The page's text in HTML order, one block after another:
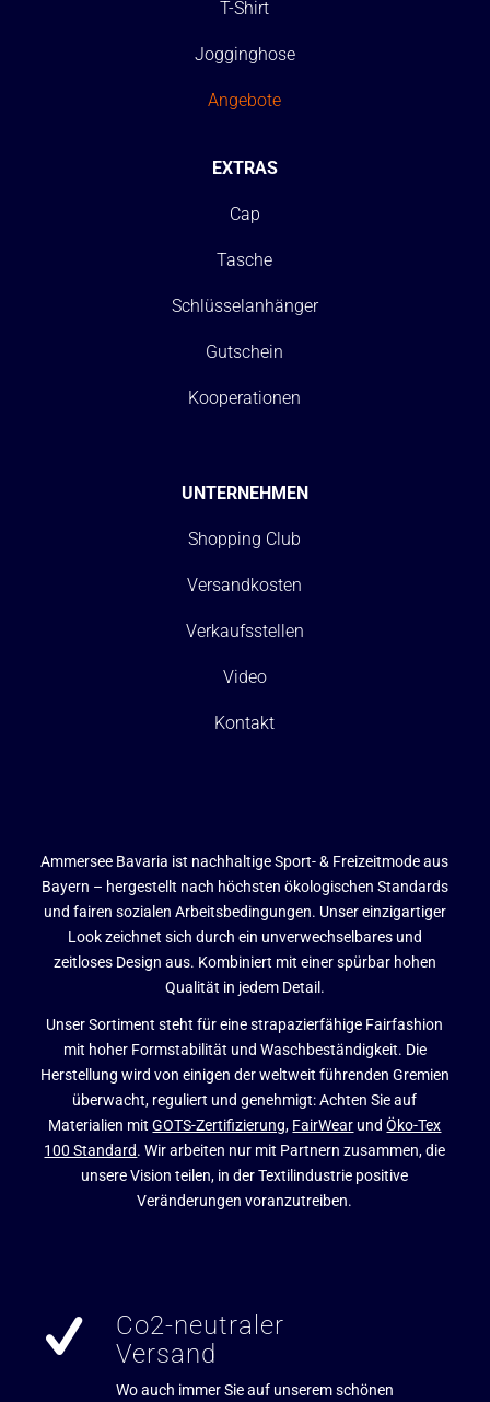
T-Shirt
Jogginghose
Angebote
EXTRAS
Cap
Tasche
Schlüsselanhänger
Gutschein
Kooperationen
UNTERNEHMEN
Shopping Club
Versandkosten
Verkaufsstellen
Video
Kontakt
Ammersee Bavaria ist nachhaltige Sport- & Freizeitmode aus
Bayern – hergestellt nach höchsten ökologischen Standards
und fairen sozialen Arbeitsbedingungen. Unser einzigartiger
Look zeichnet sich durch ein unverwechselbares und
zeitloses Design aus. Kombiniert mit einer spürbar hohen
Qualität in jedem Detail.
Unser Sortiment steht für eine strapazierfähige Fairfashion
mit hoher Formstabilität und Waschbeständigkeit. Die
Herstellung wird von einigen der weltweit führenden Gremien
überwacht, reguliert und genehmigt: Achten Sie auf
Materialien mitGOTS-Zertifizierung, FairWear undÖko-Tex
100 Standard. Wir arbeiten nur mit Partnern zusammen, die
unsere Vision teilen, in der Textilindustrie positive
Veränderungen voranzutreiben.
Co2-neutraler
Versand
Wo auch immer Sie auf unserem schönen